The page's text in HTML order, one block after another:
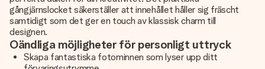
gångjärnslocket säkerställer att innehållet håller sig fräscht
samtidigt som det ger en touch av klassisk charm till
designen.
Oändliga möjligheter för personligt uttryck
Skapa fantastiska fotominnen som lyser upp ditt